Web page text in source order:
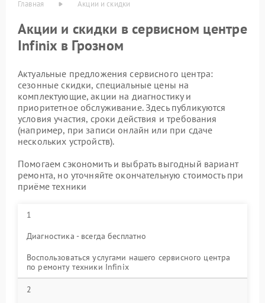
Главная Акции и скидки
Акции и скидки в сервисном центре
Infinix в Грозном
Актуальные предложения сервисного центра:
сезонные скидки, специальные цены на
комплектующие, акции на диагностику и
приоритетное обслуживание. Здесь публикуются
условия участия, сроки действия и требования
(например, при записи онлайн или при сдаче
нескольких устройств).
Помогаем сэкономить и выбрать выгодный вариант
ремонта, но уточняйте окончательную стоимость при
приёме техники
1
Диагностика - всегда бесплатно
Воспользоваться услугами нашего сервисного центра
по ремонту техники Infinix
2